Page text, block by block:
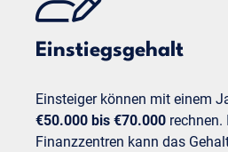
Einstiegsgehalt
Einsteiger können mit einem
€50.000 bis €70.000 rechnen.
Finanzzentren kann das